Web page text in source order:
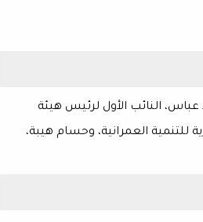
النائب الأول لرئيس هيئة
العمرانية، وحسام هيبة،